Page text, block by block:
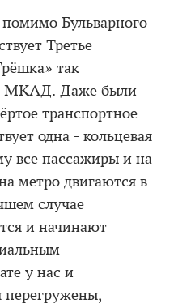
Бульварного
Третье
так
МКАД. Даже были
транспортное
одна - кольцевая
все пассажиры и на
метро двигаются в
случае
и начинают
у нас и
перегружены,